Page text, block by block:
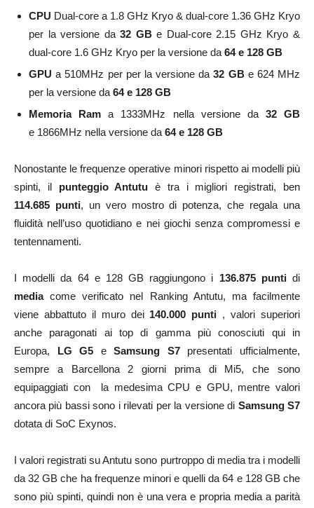
CPU Dual-core a 1.8 GHz Kryo & dual-core 1.36 GHz Kryo
per la versione da32 GBe Dual-core 2.15 GHz Kryo &
dual-core 1.6 GHz Kryo per la versione da 64 e 128 GB
GPU a 510MHz per per la versione da32 GBe 624 MHz
per la versione da 64 e 128 GB
Memoria Ram a 1333MHz nella versione da 32 GB
e 1866MHz nella versione da 64 e 128 GB
Nonostante le frequenze operative minori rispetto ai modelli più
spinti, il punteggio Antutu è tra i migliori registrati, ben
114.685 punti, un vero mostro di potenza, che regala una
fluidità nell’uso quotidiano e nei giochi senza compromessi e
tentennamenti.
I modelli da 64 e 128 GB raggiungono i 136.875 puntidi
mediacome verificato nel Ranking Antutu, ma facilmente
viene abbattuto il muro dei 140.000 punti , valori superiori
anche paragonati ai top di gamma più conosciuti qui in
Europa, LG G5 eSamsung S7presentati ufficialmente,
sempre a Barcellona 2 giorni prima di Mi5, che sono
equipaggiati con la medesima CPU e GPU, mentre valori
ancora più bassi sono i rilevati per la versione di Samsung S7
dotata di SoC Exynos.
I valori registrati su Antutu sono purtroppo di media tra i modelli
da 32 GB che ha frequenze minori e quelli da 64 e 128 GB che
sono più spinti, quindi non è una vera e propria media a parità